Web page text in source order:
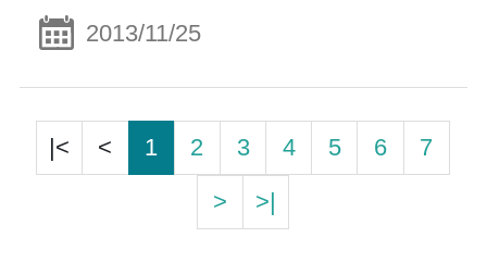
2013/11/25
|< < 1 2 3 4 5 6
7
>
>|